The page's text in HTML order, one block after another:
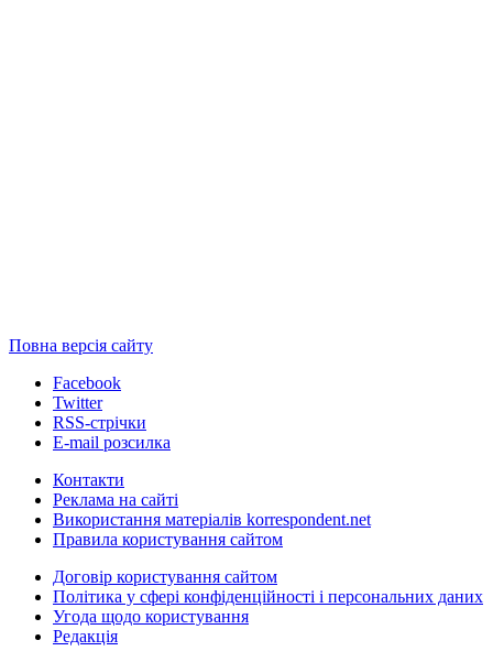
Повна версія сайту
Facebook
Twitter
RSS-стрічки
E-mail розсилка
Контакти
Реклама на сайті
Використання матеріалів korrespondent.net
Правила користування сайтом
Договір користування сайтом
Політика у сфері конфіденційності і персональних даних
Угода щодо користування
Редакція